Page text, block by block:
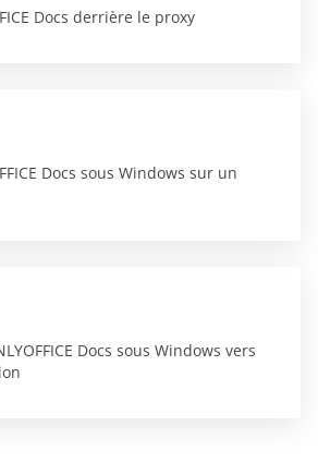
Docs derrière le proxy
Docs sous Windows sur un
Docs sous Windows vers